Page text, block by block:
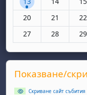
Няма събития,
20 Няма
21 22
Няма събития,
27 Няма
28 29
Прескочи Показване/
Показване/
Скриване сайт събития